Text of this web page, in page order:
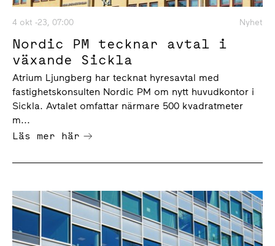
4 okt -23, 07:00 Nyhet
Nordic PM tecknar avtal i
växande Sickla
Atrium Ljungberg har tecknat hyresavtal med
fastighetskonsulten Nordic PM om nytt huvudkontor i
Sickla. Avtalet omfattar närmare 500 kvadratmeter
m...
Läs mer här